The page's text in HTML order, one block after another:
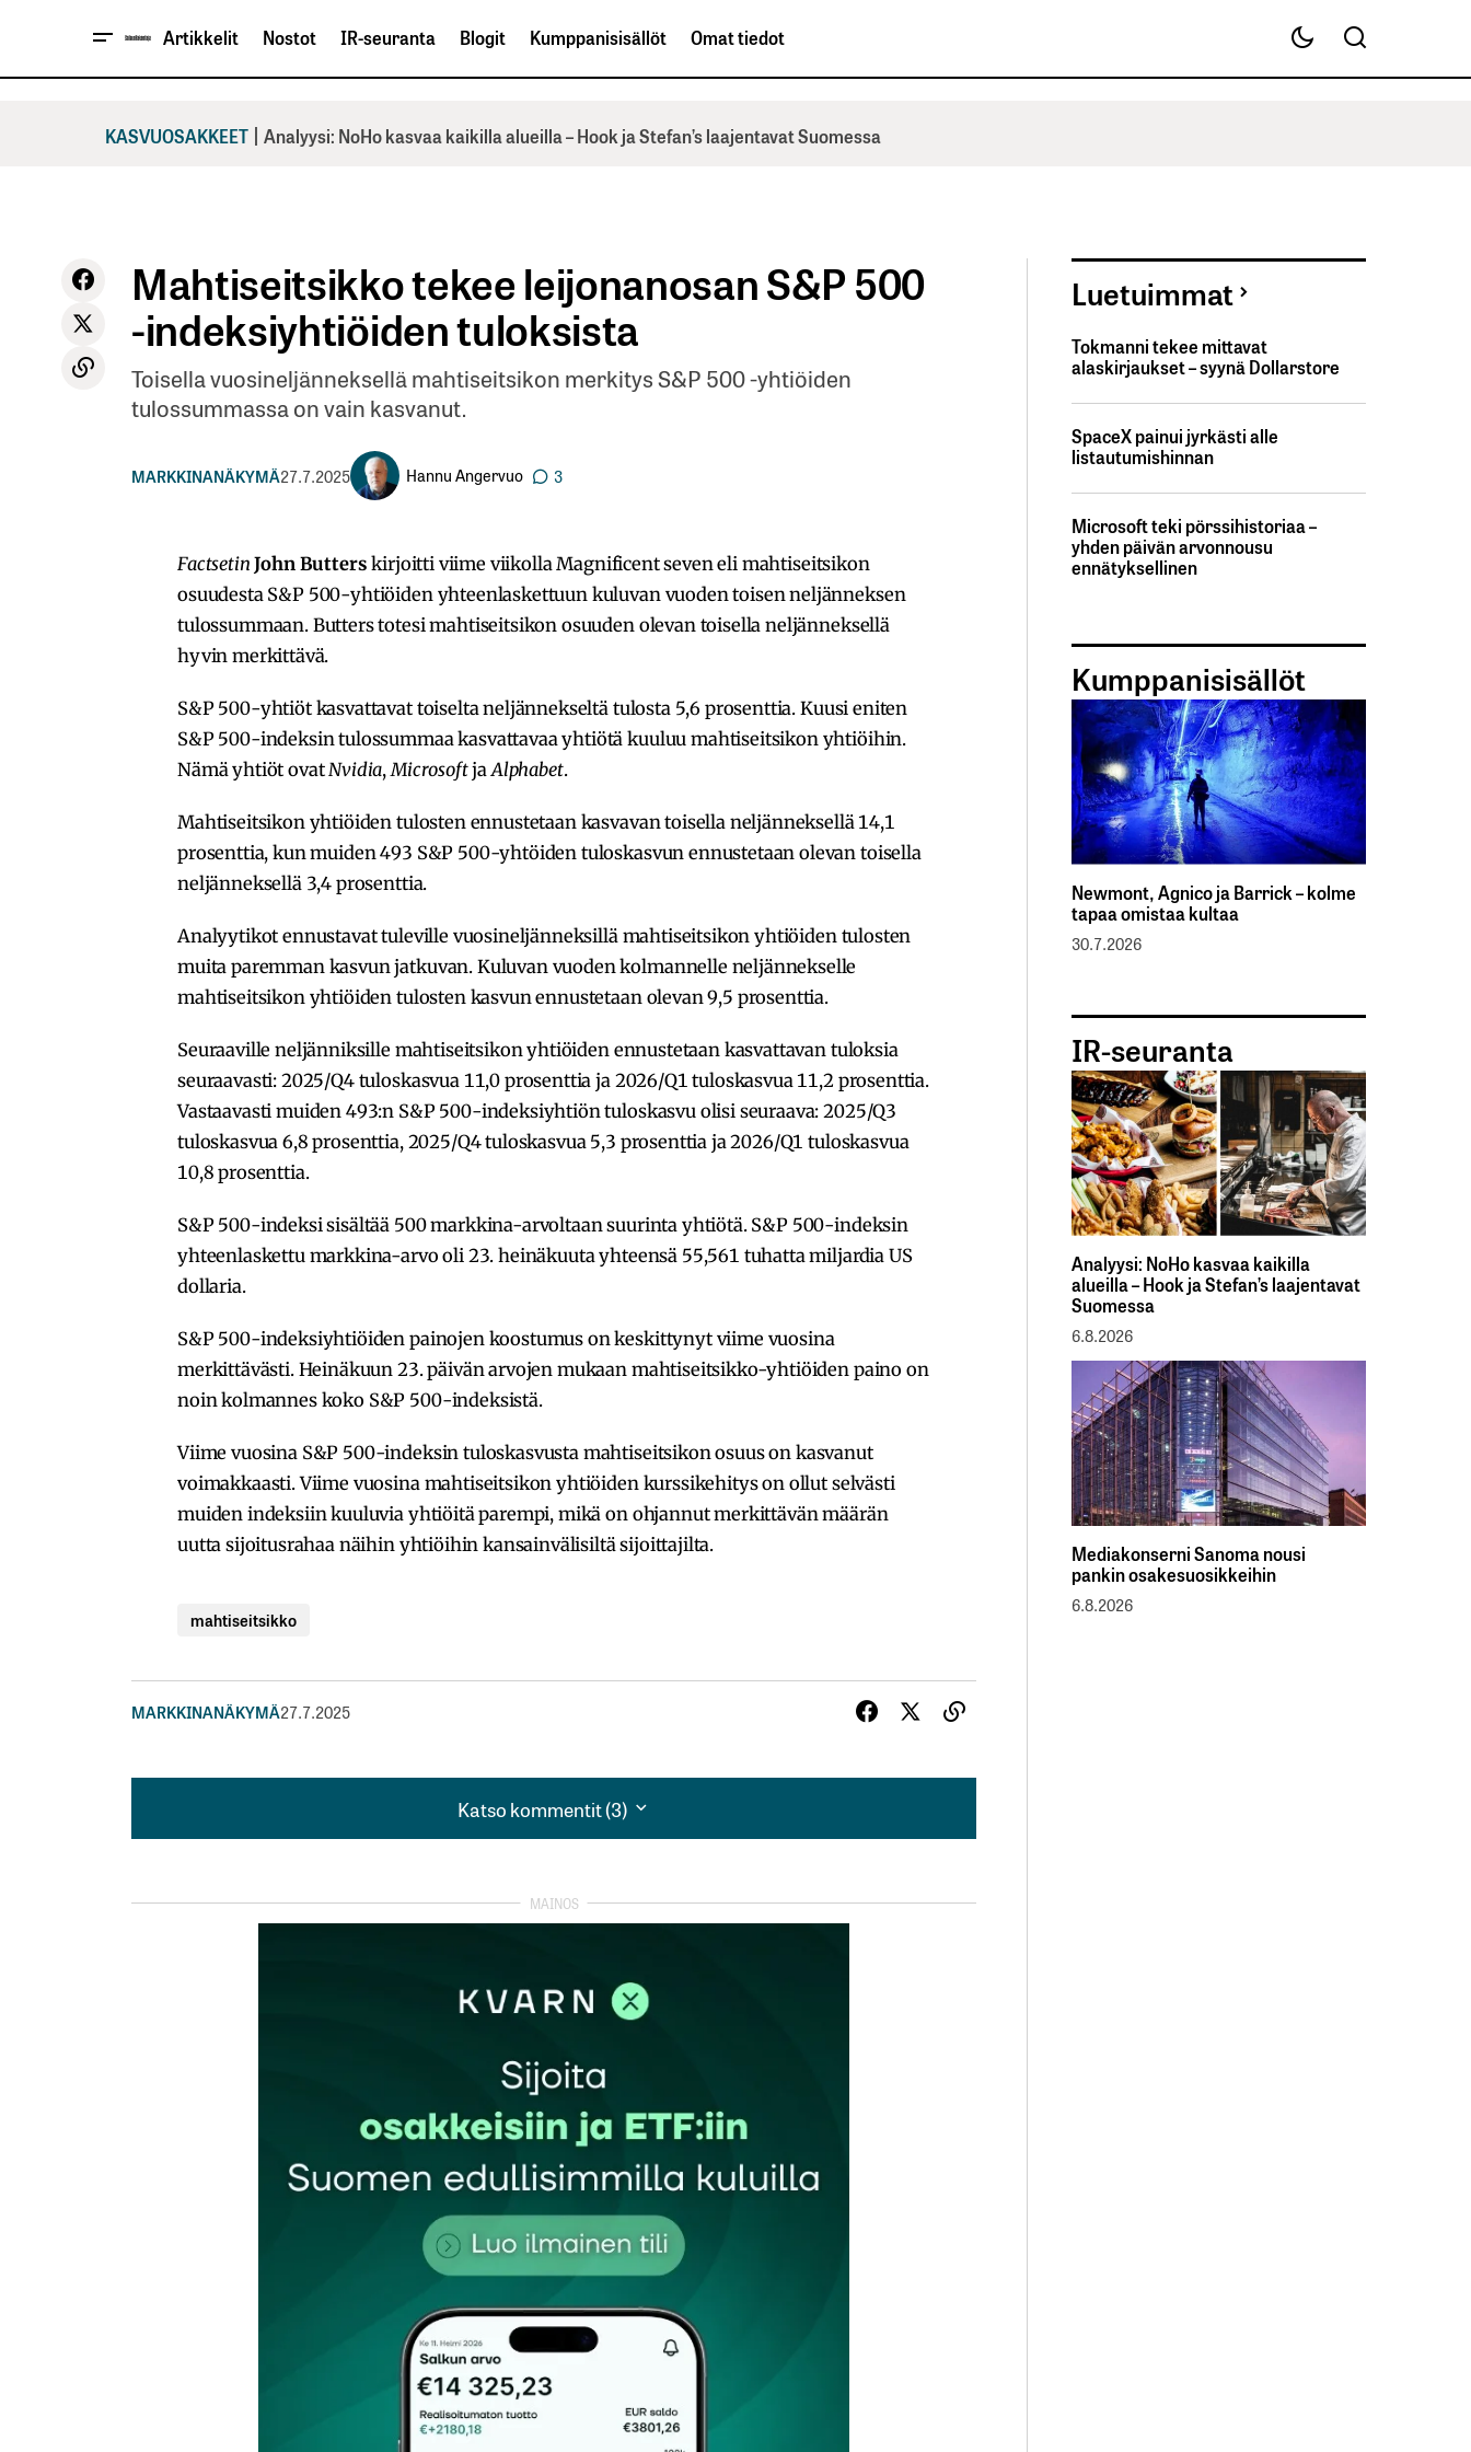
Artikkelit Nostot IR-seuranta Blogit Kumppanisisällöt Omat tiedot
KASVUOSAKKEET | Analyysi: NoHo kasvaa kaikilla alueilla – Hook ja Stefan’s laajentavat Suomessa
Mahtiseitsikko tekee leijonanosan S&P 500
-indeksiyhtiöiden tuloksista
Toisella vuosineljänneksellä mahtiseitsikon merkitys S&P 500 -yhtiöiden
tulossummassa on vain kasvanut.
MARKKINANÄKYMÄ27.7.2025 Hannu Angervuo 3
Factsetin John Butters kirjoitti viime viikolla Magnificent seven eli mahtiseitsikon
osuudesta S&P 500-yhtiöiden yhteenlaskettuun kuluvan vuoden toisen neljänneksen
tulossummaan. Butters totesi mahtiseitsikon osuuden olevan toisella neljänneksellä
hyvin merkittävä.
S&P 500-yhtiöt kasvattavat toiselta neljännekseltä tulosta 5,6 prosenttia. Kuusi eniten
S&P 500-indeksin tulossummaa kasvattavaa yhtiötä kuuluu mahtiseitsikon yhtiöihin.
Nämä yhtiöt ovat Nvidia, Microsoftja Alphabet.
Mahtiseitsikon yhtiöiden tulosten ennustetaan kasvavan toisella neljänneksellä 14,1
prosenttia, kun muiden 493 S&P 500-yhtöiden tuloskasvun ennustetaan olevan toisella
neljänneksellä 3,4 prosenttia.
Analyytikot ennustavat tuleville vuosineljänneksillä mahtiseitsikon yhtiöiden tulosten
muita paremman kasvun jatkuvan. Kuluvan vuoden kolmannelle neljännekselle
mahtiseitsikon yhtiöiden tulosten kasvun ennustetaan olevan 9,5 prosenttia.
Seuraaville neljänniksille mahtiseitsikon yhtiöiden ennustetaan kasvattavan tuloksia
seuraavasti: 2025/Q4 tuloskasvua 11,0 prosenttia ja 2026/Q1 tuloskasvua 11,2 prosenttia.
Vastaavasti muiden 493:n S&P 500-indeksiyhtiön tuloskasvu olisi seuraava: 2025/Q3
tuloskasvua 6,8 prosenttia, 2025/Q4 tuloskasvua 5,3 prosenttia ja 2026/Q1 tuloskasvua
10,8 prosenttia.
S&P 500-indeksi sisältää 500 markkina-arvoltaan suurinta yhtiötä. S&P 500-indeksin
yhteenlaskettu markkina-arvo oli 23. heinäkuuta yhteensä 55,561 tuhatta miljardia US
dollaria.
S&P 500-indeksiyhtiöiden painojen koostumus on keskittynyt viime vuosina
merkittävästi. Heinäkuun 23. päivän arvojen mukaan mahtiseitsikko-yhtiöiden paino on
noin kolmannes koko S&P 500-indeksistä.
Viime vuosina S&P 500-indeksin tuloskasvusta mahtiseitsikon osuus on kasvanut
voimakkaasti. Viime vuosina mahtiseitsikon yhtiöiden kurssikehitys on ollut selvästi
muiden indeksiin kuuluvia yhtiöitä parempi, mikä on ohjannut merkittävän määrän
uutta sijoitusrahaa näihin yhtiöihin kansainvälisiltä sijoittajilta.
mahtiseitsikko
MARKKINANÄKYMÄ27.7.2025
Katso kommentit (3)
Katso kommentit (3)
Kyllä tuo kieltämättä herättää kysymyksiä.
kannattavaa kasvua jatkossa, toistaiseksi kyseiset yhtiöt ovat olleet loistavia sijoituksia.
Ajatusleikkinä ja hyvin huonona vertailukohteena voisi olla vuosikymmenten takainen isojen öljy-
Mitenköhän paljon noista uusista sijoituksista on tehty automaattisella kaupankäynnillä?
Käsittääkseni siinä ainoa päätöksenteon kriteeri on osakkeen hinta.
Yksikin neutraali uutinen vaikka Nvidian tuloksesta saa kurssit romahtamaan ja miten paljon
sijoittajat ovat lyöneet velkarahaa sijoituksiinsa.
NVIDIA’s current price-to-earnings (P/E) ratio is approximately 55.3.
Luetuimmat
Tokmanni tekee mittavat
alaskirjaukset – syynä Dollarstore
SpaceX painui jyrkästi alle
listautumishinnan
Microsoft teki pörssihistoriaa –
yhden päivän arvonnousu
ennätyksellinen
Kumppanisisällöt
Newmont, Agnico ja Barrick – kolme
tapaa omistaa kultaa
30.7.2026
IR-seuranta
Analyysi: NoHo kasvaa kaikilla
alueilla – Hook ja Stefan’s laajentavat
Suomessa
6.8.2026
Mediakonserni Sanoma nousi
pankin osakesuosikkeihin
6.8.2026